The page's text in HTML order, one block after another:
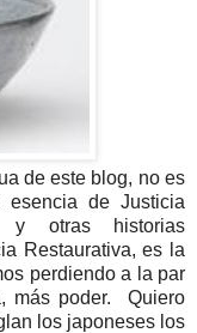
de este blog, no es
de Justicia
y otras historias
Restaurativa, es la
perdiendo a la par
más poder. Quiero
los japoneses los